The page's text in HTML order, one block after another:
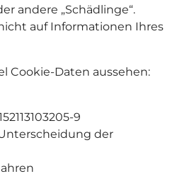
andere „Schädlinge“.
auf Informationen Ihres
Cookie-Daten aussehen:
9
der